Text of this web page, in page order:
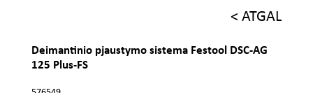
< ATGAL
Deimantinio pjaustymo sistema Festool DSC-AG
125 Plus-FS